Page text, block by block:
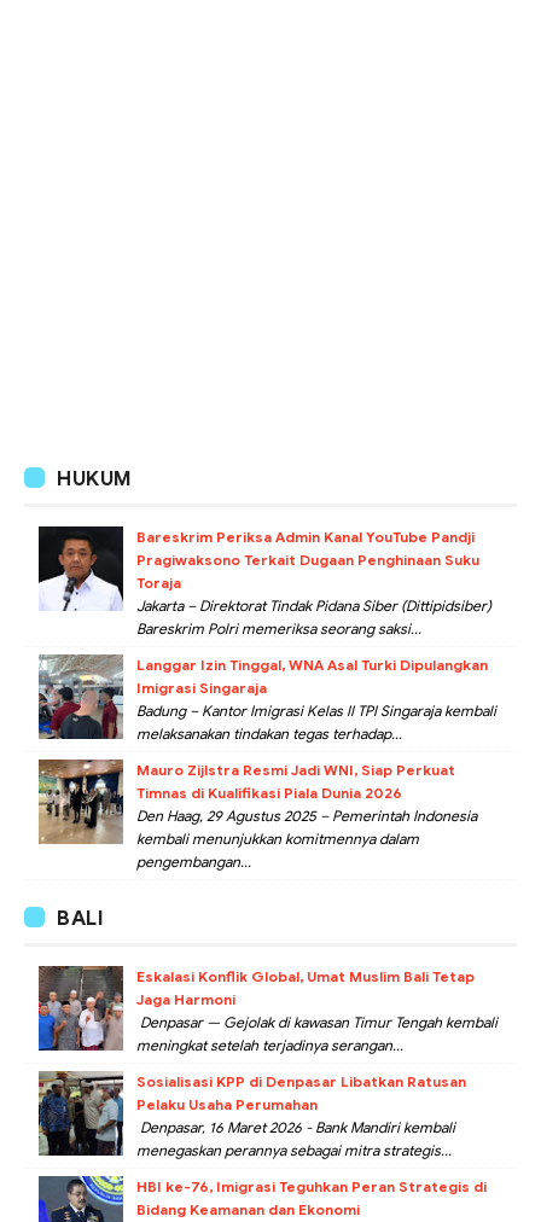
HUKUM
Bareskrim Periksa Admin Kanal YouTube Pandji
Pragiwaksono Terkait Dugaan Penghinaan Suku
Toraja
Jakarta – Direktorat Tindak Pidana Siber (Dittipidsiber)
Bareskrim Polri memeriksa seorang saksi...
Langgar Izin Tinggal, WNA Asal Turki Dipulangkan
Imigrasi Singaraja
Badung – Kantor Imigrasi Kelas II TPI Singaraja kembali
melaksanakan tindakan tegas terhadap...
Mauro Zijlstra Resmi Jadi WNI, Siap Perkuat
Timnas di Kualifikasi Piala Dunia 2026
Den Haag, 29 Agustus 2025 – Pemerintah Indonesia
kembali menunjukkan komitmennya dalam
pengembangan...
BALI
Eskalasi Konflik Global, Umat Muslim Bali Tetap
Jaga Harmoni
Denpasar — Gejolak di kawasan Timur Tengah kembali
meningkat setelah terjadinya serangan...
Sosialisasi KPP di Denpasar Libatkan Ratusan
Pelaku Usaha Perumahan
Denpasar, 16 Maret 2026 - Bank Mandiri kembali
menegaskan perannya sebagai mitra strategis...
HBI ke-76, Imigrasi Teguhkan Peran Strategis di
Bidang Keamanan dan Ekonomi